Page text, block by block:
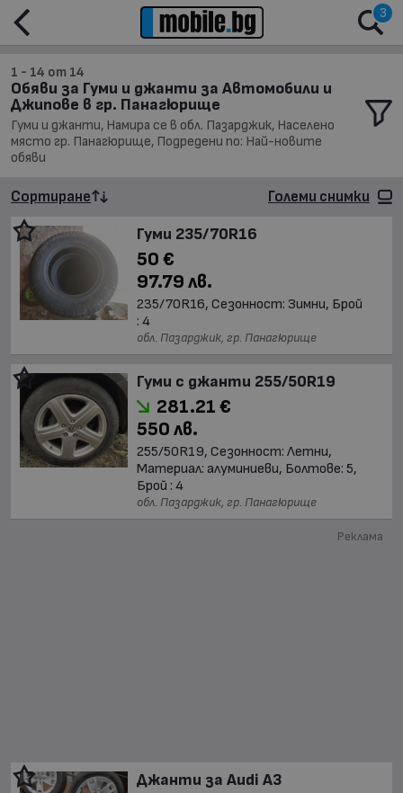
3
1 - 14 от 14
Обяви за Гуми и джанти за Автомобили и
Джипове в гр. Панагюрище
Гуми и джанти, Намира се в обл. Пазарджик, Населено
място гр. Панагюрище, Подредени по: Най-новите
обяви
Сортиране Големи снимки
Гуми 235/70R16
50 €
97.79 лв.
235/70R16, Сезонност: Зимни, Брой
: 4
обл. Пазарджик, гр. Панагюрище
Гуми с джанти 255/50R19
281.21 €
550 лв.
255/50R19, Сезонност: Летни,
Материал: алуминиеви, Болтове: 5,
Брой : 4
обл. Пазарджик, гр. Панагюрище
Реклама
Джанти за Audi A3